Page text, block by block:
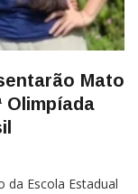
Mato
Olimpíada
da Escola Estadual